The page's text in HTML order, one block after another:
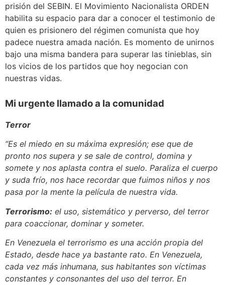
prisión del SEBIN. El Movimiento Nacionalista ORDEN
habilita su espacio para dar a conocer el testimonio de
quien es prisionero del régimen comunista que hoy
padece nuestra amada nación. Es momento de unirnos
bajo una misma bandera para superar las tinieblas, sin
los vicios de los partidos que hoy negocian con
nuestras vidas.
Mi urgente llamado a la comunidad
Terror
“Es el miedo en su máxima expresión; ese que de
pronto nos supera y se sale de control, domina y
somete y nos aplasta contra el suelo. Paraliza el cuerpo
y suda frío, nos hace recordar que fuimos niños y nos
pasa por la mente la película de nuestra vida.
Terrorismo: el uso, sistemático y perverso, del terror
para coaccionar, dominar y someter.
En Venezuela el terrorismo es una acción propia del
Estado, desde hace ya bastante rato. En Venezuela,
cada vez más inhumana, sus habitantes son víctimas
constantes y consonantes del uso del terror. En